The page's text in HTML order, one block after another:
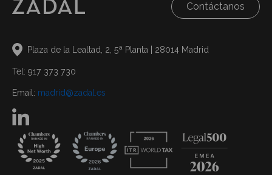
Contáctanos
Plaza de la Lealtad, 2, 5ª Planta | 28014 Madrid
Tel: 917 373 730
Email: madrid@zadal.es